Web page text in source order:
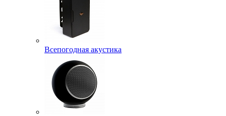
Всепогодная акустика